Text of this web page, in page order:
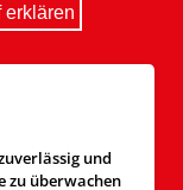
erklären
und
zu überwachen